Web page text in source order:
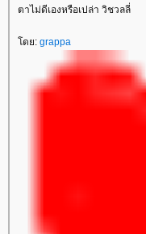
ตาไม่ดีเองหรือเปล่า วิชวลลี่
ดย: grappa